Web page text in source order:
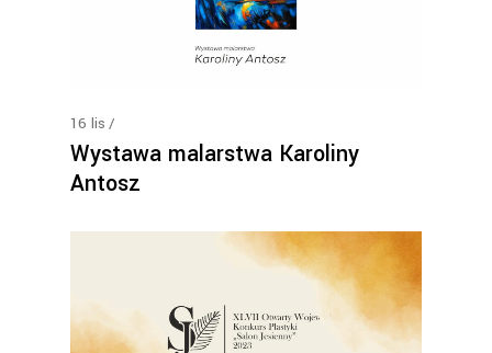
16 lis
Wystawa malarstwa Karoliny
Antosz